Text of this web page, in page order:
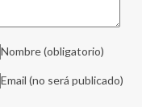
Nombre(obligatorio)
Email (no será publicado)